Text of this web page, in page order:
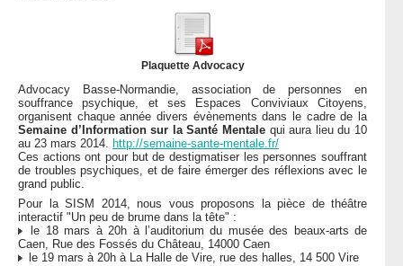
AGENDA
LETTRES D’INFO
MENTIONS LÉGALES
Plaquette Advocacy
Advocacy Basse-Normandie, association de personnes en
souffrance psychique, et ses Espaces Conviviaux Citoyens,
organisent chaque année divers évènements dans le cadre de la
Semaine d’Information sur la Santé Mentale qui aura lieu du 10
au 23 mars 2014. http://semaine-sante-mentale.fr/
Ces actions ont pour but de destigmatiser les personnes souffrant
de troubles psychiques, et de faire émerger des réflexions avec le
grand public.
Pour la SISM 2014, nous vous proposons la pièce de théâtre
interactif "Un peu de brume dans la tête" :
le 18 mars à 20h à l’auditorium du musée des beaux-arts de
Caen, Rue des Fossés du Château, 14000 Caen
le 19 mars à 20h à La Halle de Vire, rue des halles, 14 500 Vire